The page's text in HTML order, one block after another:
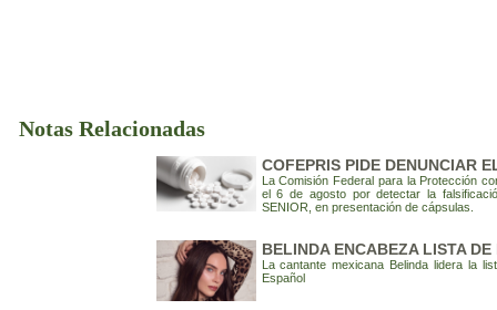
Notas Relacionadas
COFEPRIS PIDE DENUNCIAR
La Comisión Federal para la Protección
el 6 de agosto por detectar la
SENIOR, en presentación de cápsulas.
BELINDA ENCABEZA LISTA
La cantante mexicana Belinda lidera la
Español